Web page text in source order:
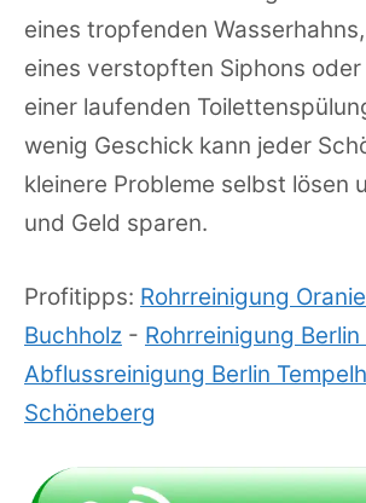
eines tropfenden
eines verstopften Siphons oder
einer laufenden
wenig Geschick kann jeder
kleinere Probleme selbst lösen
und Geld sparen.
Profitipps: Rohrreinigung
Buchholz - Rohrreinigung
Abflussreinigung Berlin
Schöneberg